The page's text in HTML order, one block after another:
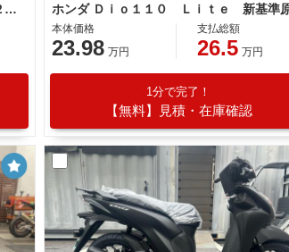
ホンダ Ｄｉｏ１１０ Ｌｉｔｅ 新車 ２０２６年モデル キャンディラスターレッド 新基準原付 原付免許運転可能 コンビニフック スペアキー
本体価格
23.98 万円
支払総額
26.5 万円
1分で完了！
【無料】見積・在庫確認